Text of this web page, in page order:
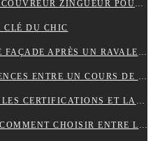
COMMENT CHOISIR LE BON COUVREUR ZINGUEUR POUR VOTRE PROJET ?
CLÉ DU CHIC
COMMENT ENTRETENIR UNE FAÇADE APRÈS UN RAVALEMENT PROJETÉ ?
QUELLES SONT LES DIFFÉRENCES ENTRE UN COURS DE PIANO À DOMICILE ET CHEZ UN PROFESSEUR ?
RAMONAGE DE CHEMINÉE : LES CERTIFICATIONS ET LABELS À CONNAÎTRE
RÉNOVATION DE TOITURE : COMMENT CHOISIR ENTRE LES DIFFÉRENTS TYPES D’ISOLANTS ?